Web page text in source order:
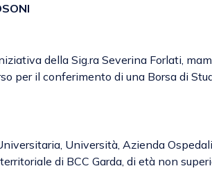
della Sig.ra Severina Forlati,
per il conferimento di una Borsa di
Università, Azienda
di BCC Garda, di età non